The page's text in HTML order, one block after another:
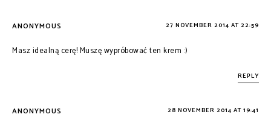
ANONYMOUS 27 NOVEMBER 2014 AT 22:59
Masz idealną cerę! Muszę wypróbować ten krem :)
REPLY
ANONYMOUS 28 NOVEMBER 2014 AT 19:41